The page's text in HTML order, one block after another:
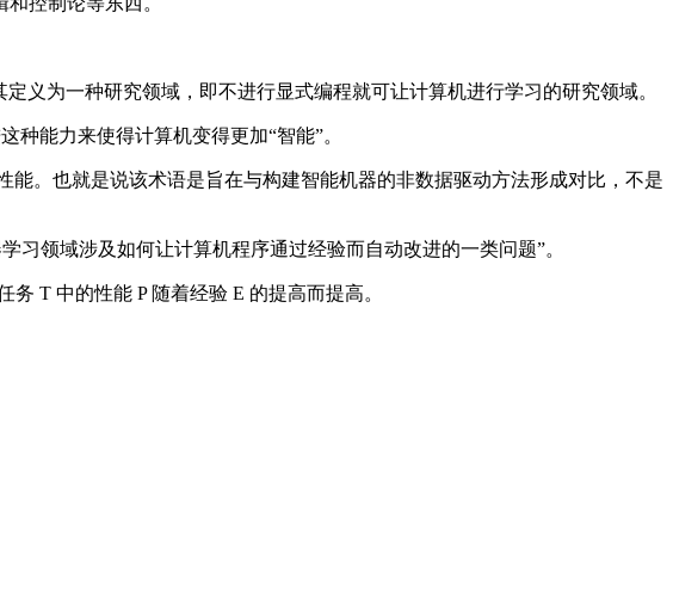
为一种研究领域，即不进行显式编程就可让计算机进行学习的研究领域。
能力来使得计算机变得更加“智能”。
。也就是说该术语是旨在与构建智能机器的非数据驱动方法形成对比，不是
领域涉及如何让计算机程序通过经验而自动改进的一类问题”。
T 中的性能 P 随着经验 E 的提高而提高。